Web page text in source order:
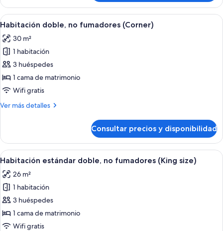
estándar
doble,
no
Abrir
todas
las
fotos
de
Habitación
doble,
fumadores
Habitación de hotel con una cama
9
Habitación doble, no fumadores (Corner)
30 m²
1 habitación
3 huéspedes
1 cama de matrimonio
Wifi gratis
Ver más detalles
Más
doble,
no
fumadores
Consultar precios y disponibilidad
Abrir
todas
las
fotos
de
Habitación
estándar
Una habitación de hotel con una
8
Habitación estándar doble, no fumadores (King size)
26 m²
1 habitación
3 huéspedes
1 cama de matrimonio
Wifi gratis